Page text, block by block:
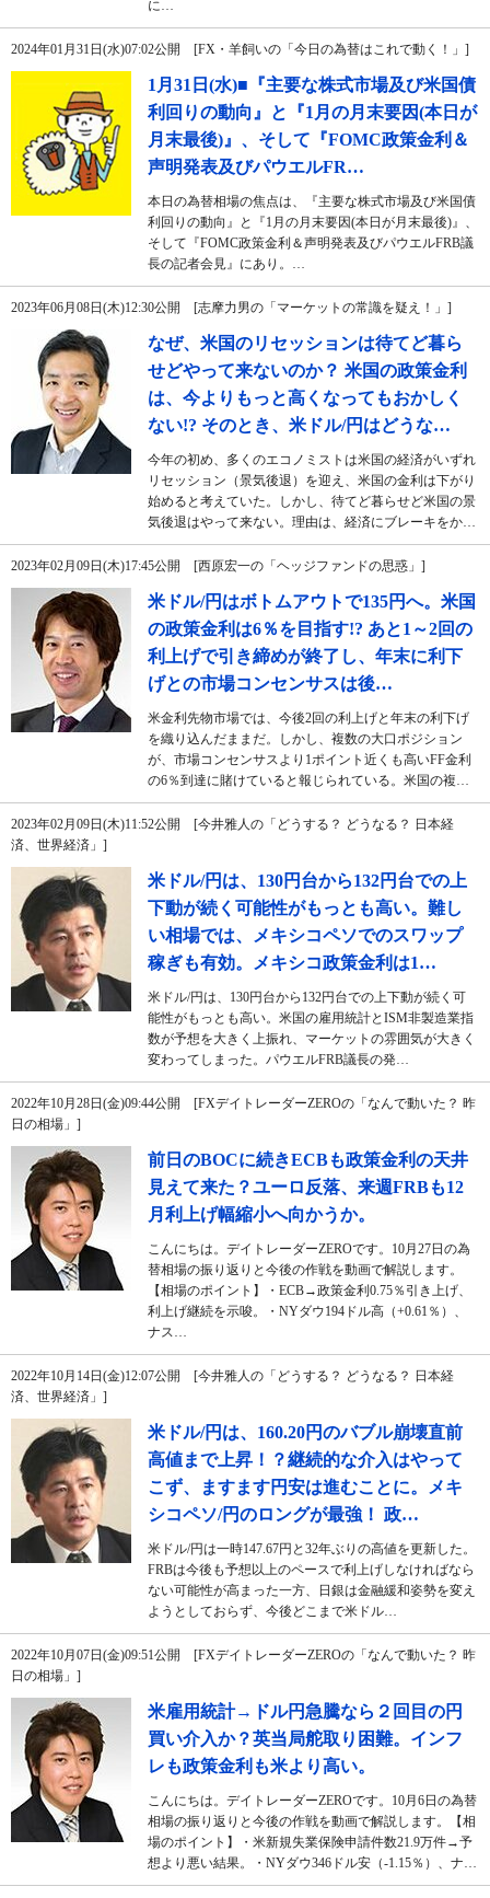
に…
2024年01月31日(水)07:02公開 [FX・羊飼いの「今日の為替はこれで動く！」]
1月31日(水)■『主要な株式市場及び米国債
利回りの動向』と『1月の月末要因(本日が
月末最後)』、そして『FOMC政策金利＆
声明発表及びパウエルFR…
本日の為替相場の焦点は、『主要な株式市場及び米国債
利回りの動向』と『1月の月末要因(本日が月末最後)』、
そして『FOMC政策金利＆声明発表及びパウエルFRB議
長の記者会見』にあり。…
2023年06月08日(木)12:30公開 [志摩力男の「マーケットの常識を疑え！」]
なぜ、米国のリセッションは待てど暮ら
せどやって来ないのか？ 米国の政策金利
は、今よりもっと高くなってもおかしく
ない!? そのとき、米ドル/円はどうな…
今年の初め、多くのエコノミストは米国の経済がいずれ
リセッション（景気後退）を迎え、米国の金利は下がり
始めると考えていた。しかし、待てど暮らせど米国の景
気後退はやって来ない。理由は、経済にブレーキをか…
2023年02月09日(木)17:45公開 [西原宏一の「ヘッジファンドの思惑」]
米ドル/円はボトムアウトで135円へ。米国
の政策金利は6％を目指す!? あと1～2回の
利上げで引き締めが終了し、年末に利下
げとの市場コンセンサスは後…
米金利先物市場では、今後2回の利上げと年末の利下げ
を織り込んだままだ。しかし、複数の大口ポジション
が、市場コンセンサスより1ポイント近くも高いFF金利
の6％到達に賭けていると報じられている。米国の複…
2023年02月09日(木)11:52公開 [今井雅人の「どうする？ どうなる？ 日本経
済、世界経済」]
米ドル/円は、130円台から132円台での上
下動が続く可能性がもっとも高い。難し
い相場では、メキシコペソでのスワップ
稼ぎも有効。メキシコ政策金利は1…
米ドル/円は、130円台から132円台での上下動が続く可
能性がもっとも高い。米国の雇用統計とISM非製造業指
数が予想を大きく上振れ、マーケットの雰囲気が大きく
変わってしまった。パウエルFRB議長の発…
2022年10月28日(金)09:44公開 [FXデイトレーダーZEROの「なんで動いた？ 昨
日の相場」]
前日のBOCに続きECBも政策金利の天井
見えて来た？ユーロ反落、来週FRBも12
月利上げ幅縮小へ向かうか。
こんにちは。デイトレーダーZEROです。10月27日の為
替相場の振り返りと今後の作戦を動画で解説します。
【相場のポイント】・ECB→政策金利0.75％引き上げ、
利上げ継続を示唆。・NYダウ194ドル高（+0.61％）、
ナス…
2022年10月14日(金)12:07公開 [今井雅人の「どうする？ どうなる？ 日本経
済、世界経済」]
米ドル/円は、160.20円のバブル崩壊直前
高値まで上昇！？継続的な介入はやって
こず、ますます円安は進むことに。メキ
シコペソ/円のロングが最強！ 政…
米ドル/円は一時147.67円と32年ぶりの高値を更新した。
FRBは今後も予想以上のペースで利上げしなければなら
ない可能性が高まった一方、日銀は金融緩和姿勢を変え
ようとしておらず、今後どこまで米ドル…
2022年10月07日(金)09:51公開 [FXデイトレーダーZEROの「なんで動いた？ 昨
日の相場」]
米雇用統計→ドル円急騰なら２回目の円
買い介入か？英当局舵取り困難。インフ
レも政策金利も米より高い。
こんにちは。デイトレーダーZEROです。10月6日の為替
相場の振り返りと今後の作戦を動画で解説します。【相
場のポイント】・米新規失業保険申請件数21.9万件→予
想より悪い結果。・NYダウ346ドル安（-1.15％）、ナ…